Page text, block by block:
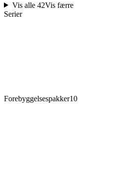
Vis alle 42Vis færre
Serier
Forebyggelsespakker10